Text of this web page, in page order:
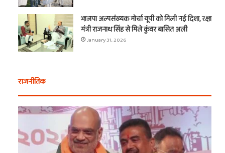
भाजपा अल्पसंख्यक मोर्चा यूपी को मिली नई दिशा, रक्षा
मंत्री राजनाथ सिंह से मिले कुंवर बासित अली
January 31, 2026
राजनीतिक